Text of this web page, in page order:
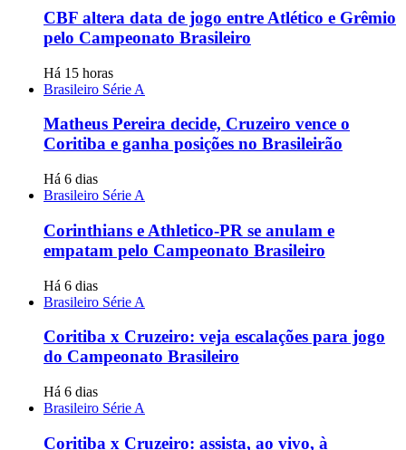
CBF altera data de jogo entre Atlético e Grêmio
pelo Campeonato Brasileiro
Há 15 horas
Brasileiro Série A
Matheus Pereira decide, Cruzeiro vence o
Coritiba e ganha posições no Brasileirão
Há 6 dias
Brasileiro Série A
Corinthians e Athletico-PR se anulam e
empatam pelo Campeonato Brasileiro
Há 6 dias
Brasileiro Série A
Coritiba x Cruzeiro: veja escalações para jogo
do Campeonato Brasileiro
Há 6 dias
Brasileiro Série A
Coritiba x Cruzeiro: assista, ao vivo, à